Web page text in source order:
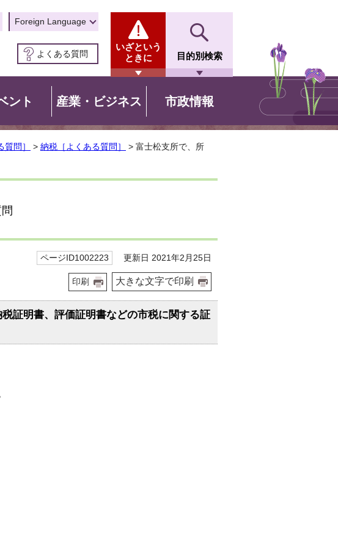
Foreign Language
よくある質問
いざという
ときに
目的別検索
ント 産業・ビジネス 市政情報
問］ > 納税［よくある質問］
> 富士松支所で、所
ページID1002223 更新日 2021年2月25日
印刷 大きな文字で印刷
証明書、評価証明書などの市税に関する証